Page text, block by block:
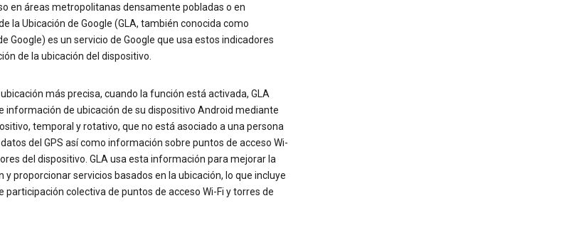
en áreas metropolitanas densamente pobladas o en
la Ubicación de Google (GLA, también conocida como
Google) es un servicio de Google que usa estos indicadores
de la ubicación del dispositivo.
más precisa, cuando la función está activada, GLA
información de ubicación de su dispositivo Android mediante
temporal y rotativo, que no está asociado a una persona
del GPS así como información sobre puntos de acceso Wi-
del dispositivo. GLA usa esta información para mejorar la
y proporcionar servicios basados en la ubicación, lo que incluye
participación colectiva de puntos de acceso Wi-Fi y torres de